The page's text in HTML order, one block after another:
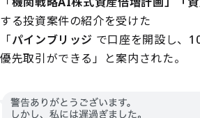
する投資案件の紹介を受けた
「パインブリッジ で口座を開設し、
優先取引ができる」と案内された。